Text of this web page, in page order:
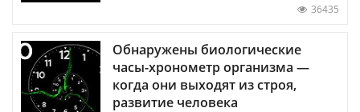
36435
Обнаружены биологические
часы-хронометр организма —
когда они выходят из строя,
развитие человека